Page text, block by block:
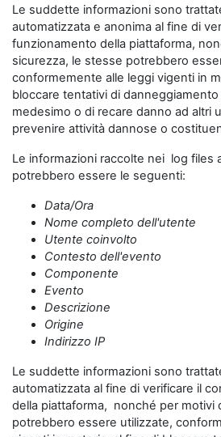
Le suddette informazioni sono
automatizzata e anonima al fine di
funzionamento della piattaforma,
sicurezza, le stesse potrebbero
conformemente alle leggi vigenti in
bloccare tentativi di
medesimo o di recare danno ad altri
prevenire attività dannose o
Le informazioni raccolte nei log files
potrebbero essere le seguenti:
Data/Ora
Nome completo dell'utente
Utente coinvolto
Contesto dell'evento
Componente
Evento
Descrizione
Origine
Indirizzo IP
Le suddette informazioni sono
automatizzata al fine di verificare il
della piattaforma, nonché per motivi
potrebbero essere utilizzate,